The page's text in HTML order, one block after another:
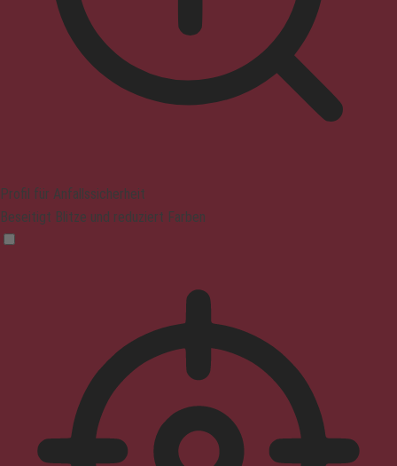
Profil für Anfallssicherheit
Beseitigt Blitze und reduziert Farben